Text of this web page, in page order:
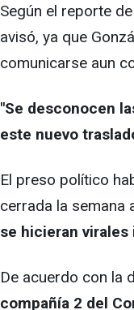
Según el reporte
avisó, ya que
comunicarse aun
"Se desconocen
este nuevo
El preso político
cerrada la semana
se hicieran virales
De acuerdo con la
compañía 2 del